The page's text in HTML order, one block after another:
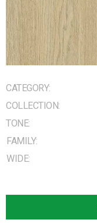
CATEGORY:
COLLECTION:
TONE:
FAMILY:
WIDE: